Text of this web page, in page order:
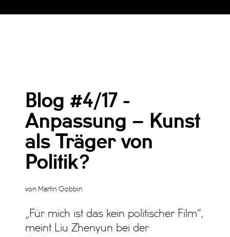
Blog #4/17 -
Anpassung – Kunst
als Träger von
Politik?
von Martin Gobbin
„Für mich ist das kein politischer Film“,
meint Liu Zhenyun bei der